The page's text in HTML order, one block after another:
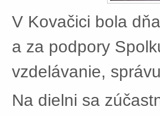
V Kovačici bola
a za podpory
vzdelávanie,
Na dielni sa